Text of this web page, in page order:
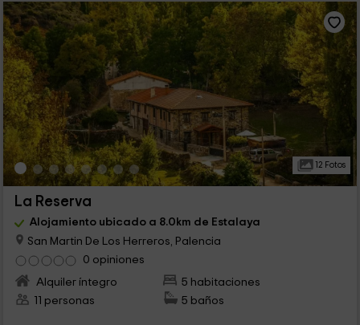
12 Fotos
La Reserva
Alojamiento ubicado a 8.0km de Estalaya
San Martin De Los Herreros, Palencia
0 opiniones
Alquiler íntegro
5 habitaciones
11 personas
5 baños